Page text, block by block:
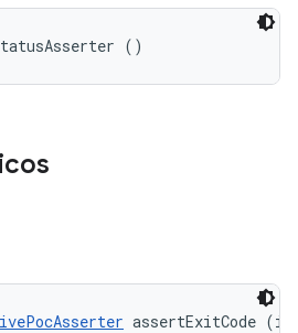
()
assertExitCode